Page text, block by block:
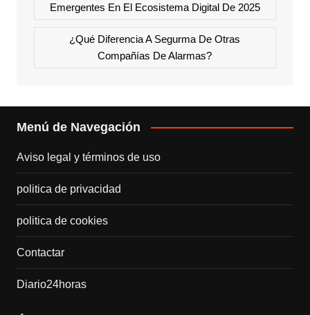
Emergentes En El Ecosistema Digital De 2025
¿Qué Diferencia A Segurma De Otras
Compañías De Alarmas?
Menú de Navegación
Aviso legal y términos de uso
politica de privacidad
politica de cookies
Contactar
Diario24horas